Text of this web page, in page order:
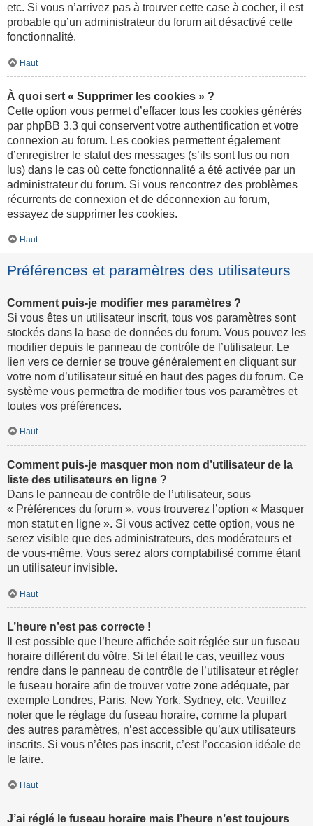
etc. Si vous n’arrivez pas à trouver cette case à cocher, il est
probable qu’un administrateur du forum ait désactivé cette
fonctionnalité.
Haut
À quoi sert « Supprimer les cookies » ?
Cette option vous permet d’effacer tous les cookies générés
par phpBB 3.3 qui conservent votre authentification et votre
connexion au forum. Les cookies permettent également
d’enregistrer le statut des messages (s’ils sont lus ou non
lus) dans le cas où cette fonctionnalité a été activée par un
administrateur du forum. Si vous rencontrez des problèmes
récurrents de connexion et de déconnexion au forum,
essayez de supprimer les cookies.
Haut
Préférences et paramètres des utilisateurs
Comment puis-je modifier mes paramètres ?
Si vous êtes un utilisateur inscrit, tous vos paramètres sont
stockés dans la base de données du forum. Vous pouvez les
modifier depuis le panneau de contrôle de l’utilisateur. Le
lien vers ce dernier se trouve généralement en cliquant sur
votre nom d’utilisateur situé en haut des pages du forum. Ce
système vous permettra de modifier tous vos paramètres et
toutes vos préférences.
Haut
Comment puis-je masquer mon nom d’utilisateur de la
liste des utilisateurs en ligne ?
Dans le panneau de contrôle de l’utilisateur, sous
« Préférences du forum », vous trouverez l’option « Masquer
mon statut en ligne ». Si vous activez cette option, vous ne
serez visible que des administrateurs, des modérateurs et
de vous-même. Vous serez alors comptabilisé comme étant
un utilisateur invisible.
Haut
L’heure n’est pas correcte !
Il est possible que l’heure affichée soit réglée sur un fuseau
horaire différent du vôtre. Si tel était le cas, veuillez vous
rendre dans le panneau de contrôle de l’utilisateur et régler
le fuseau horaire afin de trouver votre zone adéquate, par
exemple Londres, Paris, New York, Sydney, etc. Veuillez
noter que le réglage du fuseau horaire, comme la plupart
des autres paramètres, n’est accessible qu’aux utilisateurs
inscrits. Si vous n’êtes pas inscrit, c’est l’occasion idéale de
le faire.
Haut
J’ai réglé le fuseau horaire mais l’heure n’est toujours